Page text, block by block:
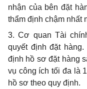
nhận của bên đặt
thẩm định chậm nhất
3. Cơ quan Tài
quyết định đặt
định hồ sơ đặt hàng
vụ công ích tối đa là
hồ sơ theo quy định.